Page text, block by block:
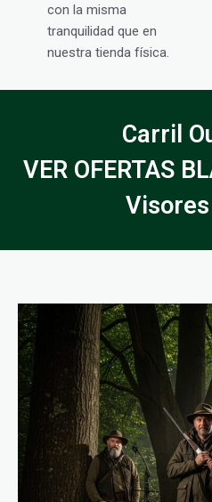
con la misma
tranquilidad que en
nuestra tienda física.
Carril
VER OFERTAS